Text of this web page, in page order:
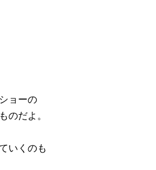
ョーの
のだよ。
いくのも